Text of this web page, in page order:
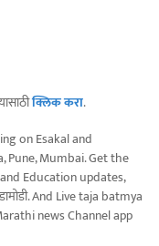
क्लिक करा.
on Esakal and
Pune, Mumbai. Get the
Education updates,
And Live taja batmya
news Channel app